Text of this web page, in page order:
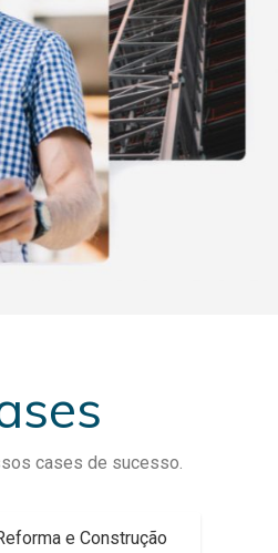
cases de sucesso.
e Construção